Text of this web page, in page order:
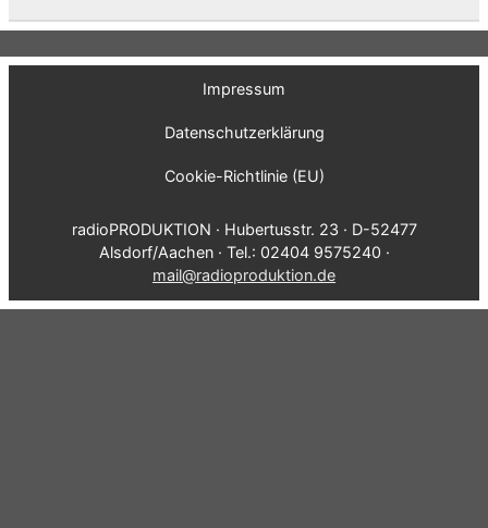
Impressum
Datenschutzerklärung
Cookie-Richtlinie (EU)
radioPRODUKTION · Hubertusstr. 23 · D-52477
Alsdorf/Aachen · Tel.: 02404 9575240 ·
mail@radioproduktion.de